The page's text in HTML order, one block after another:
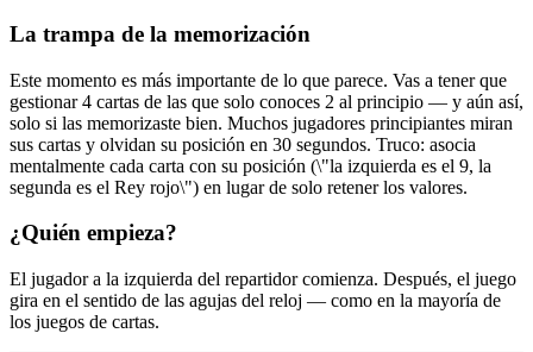
La trampa de la memorización
Este momento es más importante de lo que parece. Vas a tener que
gestionar 4 cartas de las que solo conoces 2 al principio — y aún así,
solo si las memorizaste bien. Muchos jugadores principiantes miran
sus cartas y olvidan su posición en 30 segundos. Truco: asocia
mentalmente cada carta con su posición (\"la izquierda es el 9, la
segunda es el Rey rojo\") en lugar de solo retener los valores.
¿Quién empieza?
El jugador a la izquierda del repartidor comienza. Después, el juego
gira en el sentido de las agujas del reloj — como en la mayoría de
los juegos de cartas.